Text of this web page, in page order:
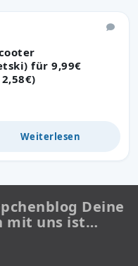
für 9,99€
Weiterlesen
Deine
mit uns ist…